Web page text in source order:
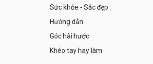
Sức khỏe - Sắc đẹp
Hướng dẫn
Góc hài hước
Khéo tay hay làm